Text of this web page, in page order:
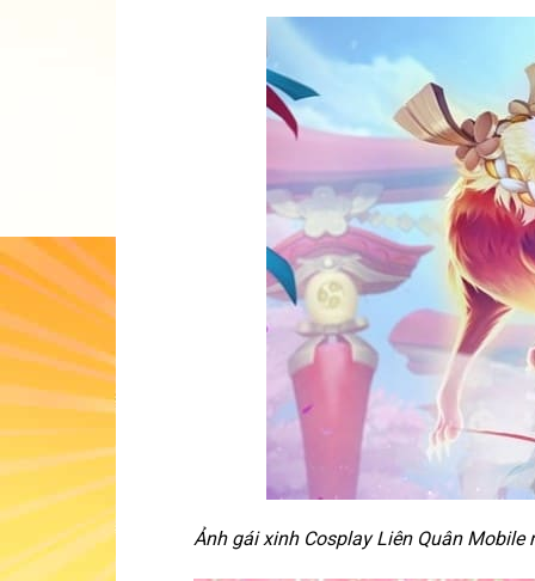
Ảnh gái xinh Cosplay Liên Quân Mobile